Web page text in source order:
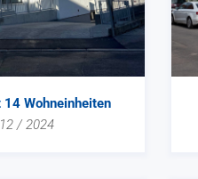
Wohneinheiten
/ 2024